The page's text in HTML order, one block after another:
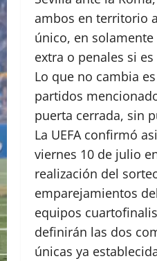
ambos en territorio
único, en
extra o penales si
Lo que no cambia
partidos
puerta cerrada, sin
La UEFA confirmó
viernes 10 de julio
realización del
emparejamientos
equipos
definirán las dos
únicas ya